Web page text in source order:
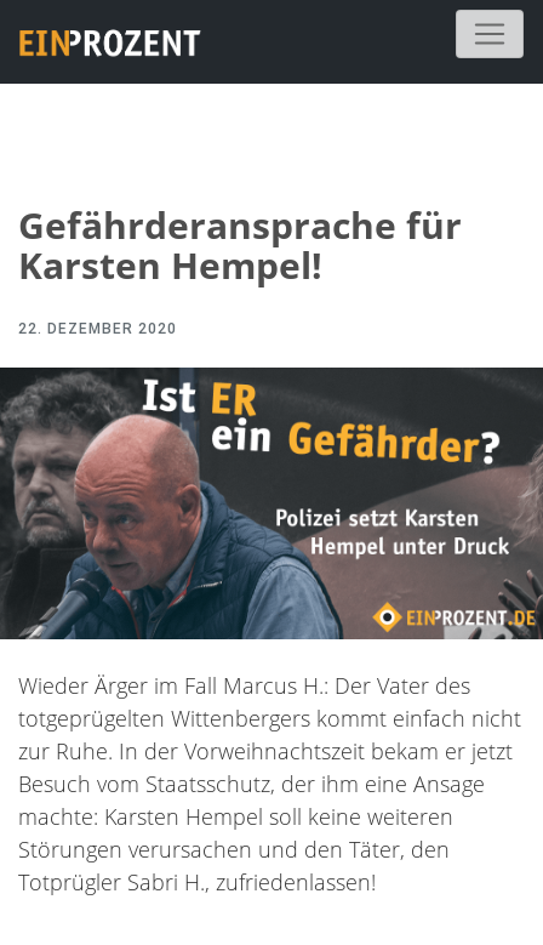
Gefährderansprache für
Karsten Hempel!
22. DEZEMBER 2020
Wieder Ärger im Fall Marcus H.: Der Vater des
totgeprügelten Wittenbergers kommt einfach nicht
zur Ruhe. In der Vorweihnachtszeit bekam er jetzt
Besuch vom Staatsschutz, der ihm eine Ansage
machte: Karsten Hempel soll keine weiteren
Störungen verursachen und den Täter, den
Totprügler Sabri H., zufriedenlassen!